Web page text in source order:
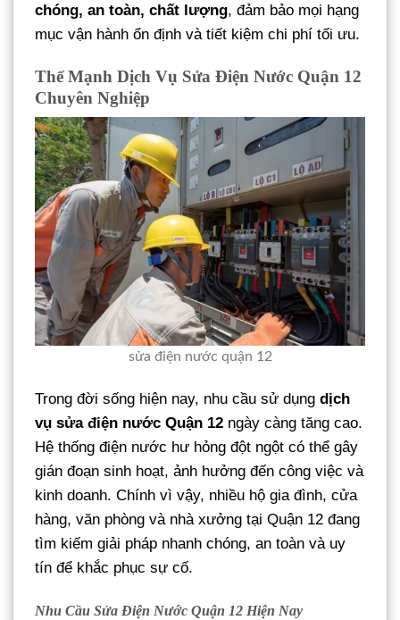
chóng, an toàn, chất lượng, đảm bảo mọi hạng
mục vận hành ổn định và tiết kiệm chi phí tối ưu.
Thế Mạnh Dịch Vụ Sửa Điện Nước Quận 12
Chuyên Nghiệp
sửa điện nước quận 12
Trong đời sống hiện nay, nhu cầu sử dụng dịch
vụ sửa điện nước Quận 12 ngày càng tăng cao.
Hệ thống điện nước hư hỏng đột ngột có thể gây
gián đoạn sinh hoạt, ảnh hưởng đến công việc và
kinh doanh. Chính vì vậy, nhiều hộ gia đình, cửa
hàng, văn phòng và nhà xưởng tại Quận 12 đang
tìm kiếm giải pháp nhanh chóng, an toàn và uy
tín để khắc phục sự cố.
Nhu Cầu Sửa Điện Nước Quận 12 Hiện Nay